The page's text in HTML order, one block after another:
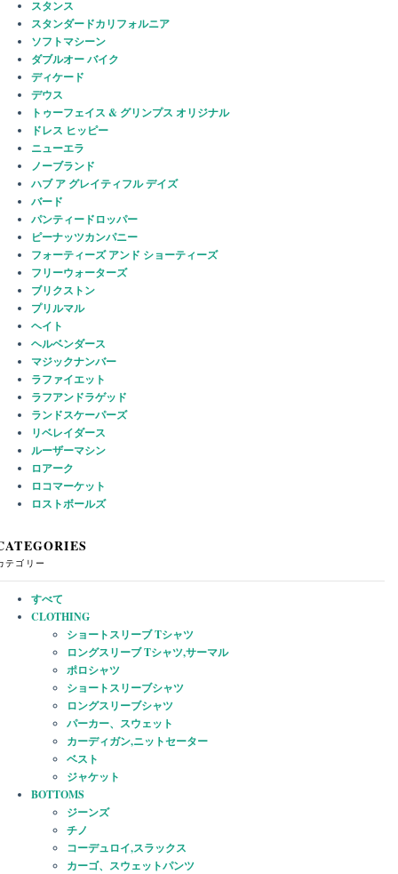
スタンス
スタンダードカリフォルニア
ソフトマシーン
ダブルオー バイク
ディケード
デウス
トゥーフェイス & グリンプス オリジナル
ドレス ヒッピー
ニューエラ
ノーブランド
ハブ ア グレイティフル デイズ
バード
パンティードロッパー
ピーナッツカンパニー
フォーティーズ アンド ショーティーズ
フリーウォーターズ
ブリクストン
プリルマル
ヘイト
ヘルベンダース
マジックナンバー
ラファイエット
ラフアンドラゲッド
ランドスケーパーズ
リベレイダース
ルーザーマシン
ロアーク
ロコマーケット
ロストボールズ
テゴリー
すべて
CLOTHING
ショートスリーブ Tシャツ
ロングスリーブ Tシャツ,サーマル
ポロシャツ
ショートスリーブシャツ
ロングスリーブシャツ
パーカー、スウェット
カーディガン,ニットセーター
ベスト
ジャケット
BOTTOMS
ジーンズ
チノ
コーデュロイ,スラックス
カーゴ、スウェットパンツ